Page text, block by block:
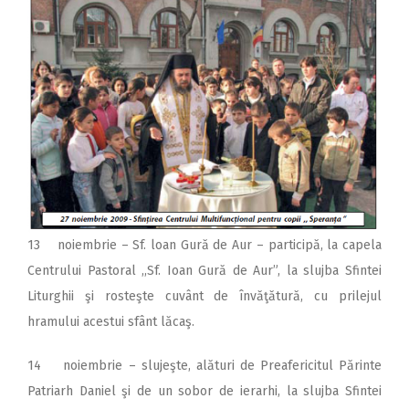
13 noiembrie – Sf. loan Gură de Aur – participă, la capela
Centrului Pastoral ,,Sf. Ioan Gură de Aur”, la slujba Sfintei
Liturghii şi rosteşte cuvânt de învăţătură, cu prilejul
hramului acestui sfânt lăcaş.
14 noiembrie – slujeşte, alături de Preafericitul Părinte
Patriarh Daniel şi de un sobor de ierarhi, la slujba Sfintei